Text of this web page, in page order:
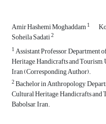
Amir Hashemi Moghaddam1
Soheila Sadati2
1Assistant Professor,
Heritage, Handicrafts and
Iran (Corresponding Author).
2Bachelor in Anthropology,
Cultural Heritage, Handicrafts and
Babolsar, Iran.